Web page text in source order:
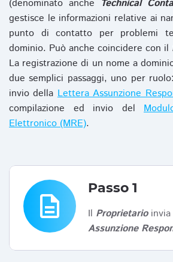
(denominato anche Technical
gestisce le informazioni relative ai
punto di contatto per problemi
dominio. Può anche coincidere con il
La registrazione di un nome a
due semplici passaggi, uno per
invio dellaLettera Assunzione
compilazione ed invio del
Elettronico (MRE).
description
Passo 1
Il Proprietarioinvia
Assunzione